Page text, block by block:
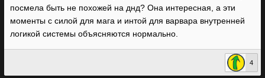
посмела быть не похожей на днд? Она интересная, а эти
моменты с силой для мага и интой для варвара внутренней
логикой системы объясняются нормально.
4